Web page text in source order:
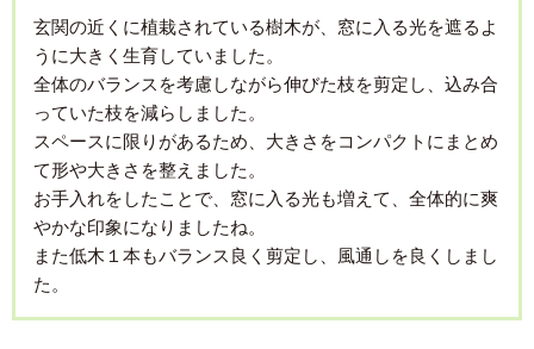
玄関の近くに植栽されている樹木が、窓に入る光を遮るよ
うに大きく生育していました。
全体のバランスを考慮しながら伸びた枝を剪定し、込み合
っていた枝を減らしました。
スペースに限りがあるため、大きさをコンパクトにまとめ
て形や大きさを整えました。
お手入れをしたことで、窓に入る光も増えて、全体的に爽
やかな印象になりましたね。
また低木１本もバランス良く剪定し、風通しを良くしまし
た。